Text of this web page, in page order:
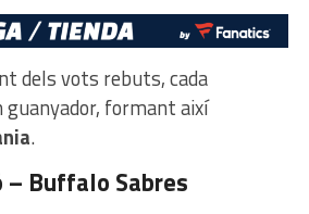
dels vots rebuts, cada
formant així
.
– Buffalo Sabres